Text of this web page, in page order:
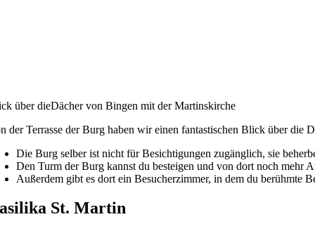
über dieDächer von Bingen mit der Martinskirche
der Terrasse der Burg haben wir einen fantastischen Blick über die
Die Burg selber ist nicht für Besichtigungen zugänglich, sie
Den Turm der Burg kannst du besteigen und von dort noch mehr
Außerdem gibt es dort ein Besucherzimmer, in dem du berühmte
St. Martin